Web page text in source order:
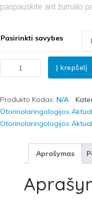
paspauskite ant žurnalo
Pasirinkti savybes
Į krepšelį
Produkto Kodas: N/A
Otorinolaringologijos
Otorinolaringologijos
Aprašymas